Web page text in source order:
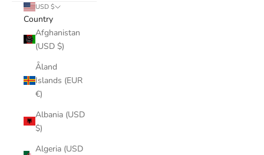
USD $
Country
Afghanistan
(USD $)
Åland
Islands (EUR
€)
Albania (USD
$)
Algeria (USD